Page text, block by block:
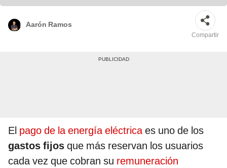
Aarón Ramos
Compartir
El pago de la energía eléctricaes uno de los
gastos fijos que más reservan los usuarios
cada vez que cobran su remuneración